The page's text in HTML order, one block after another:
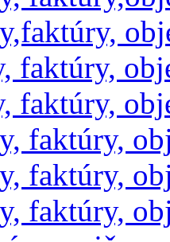
faktúry,
faktúry,
faktúry,
faktúry,
faktúry,